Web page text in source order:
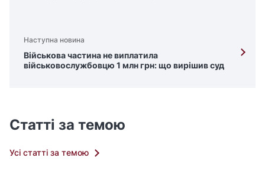
Наступна новина
Військова частина не виплатила
військовослужбовцю 1 млн грн: що вирішив суд
Статті за темою
Усі статті за темою